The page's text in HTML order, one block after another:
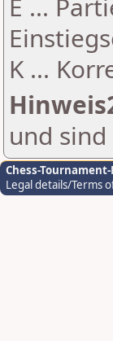
E ...
K ...
und
Chess-
Legal details/Terms